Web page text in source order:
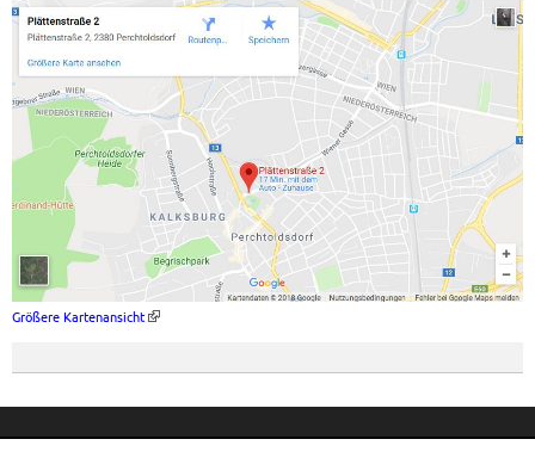
Größere Kartenansicht